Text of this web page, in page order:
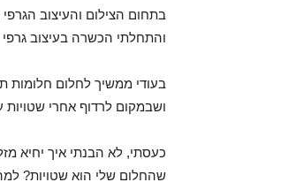
בתחום הצילום והעיצוב
והתחלתי הכשרה בעיצוב גרפי
בעודי ממשיך לחלום חלומות
ושבמקום לרדוף אחרי
כעסתי, לא הבנתי איך יחיא
שהחלום שלי הוא שטויות?